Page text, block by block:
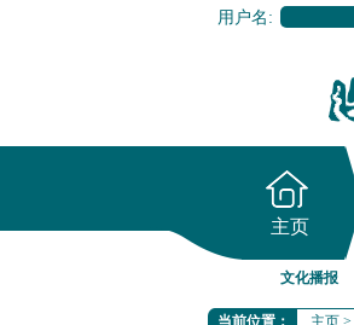
用户名:
主页
文化播报
当前位置： 主页 >